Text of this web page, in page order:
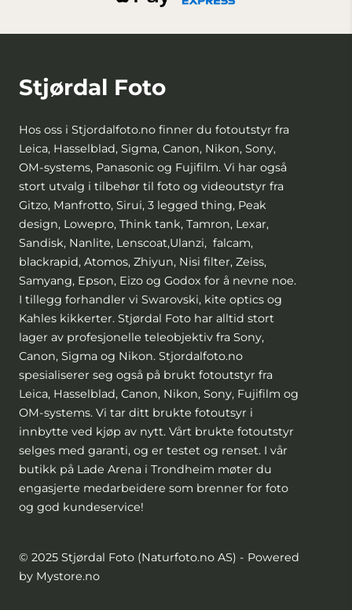
Stjørdal Foto
Hos oss i Stjordalfoto.no finner du fotoutstyr fra
Leica, Hasselblad, Sigma, Canon, Nikon, Sony,
OM-systems, Panasonic og Fujifilm. Vi har også
stort utvalg i tilbehør til foto og videoutstyr fra
Gitzo, Manfrotto, Sirui, 3 legged thing, Peak
design, Lowepro, Think tank, Tamron, Lexar,
Sandisk, Nanlite, Lenscoat,Ulanzi, falcam,
blackrapid, Atomos, Zhiyun, Nisi filter, Zeiss,
Samyang, Epson, Eizo og Godox for å nevne noe.
I tillegg forhandler vi Swarovski, kite optics og
Kahles kikkerter. Stjørdal Foto har alltid stort
lager av profesjonelle teleobjektiv fra Sony,
Canon, Sigma og Nikon. Stjordalfoto.no
spesialiserer seg også på brukt fotoutstyr fra
Leica, Hasselblad, Canon, Nikon, Sony, Fujifilm og
OM-systems. Vi tar ditt brukte fotoutsyr i
innbytte ved kjøp av nytt. Vårt brukte fotoutstyr
selges med garanti, og er testet og renset. I vår
butikk på Lade Arena i Trondheim møter du
engasjerte medarbeidere som brenner for foto
og god kundeservice!
© 2025 Stjørdal Foto (Naturfoto.no AS) - Powered
by Mystore.no